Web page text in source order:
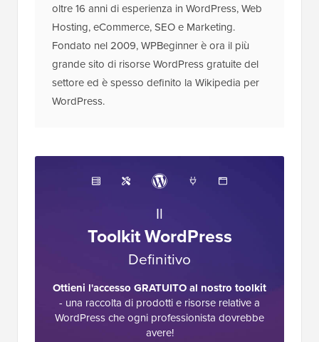
oltre 16 anni di esperienza in WordPress, Web
Hosting, eCommerce, SEO e Marketing.
Fondato nel 2009, WPBeginner è ora il più
grande sito di risorse WordPress gratuite del
settore ed è spesso definito la Wikipedia per
WordPress.
Il
Toolkit WordPress
Definitivo
Ottieni l'accesso GRATUITO al nostro toolkit
- una raccolta di prodotti e risorse relative a
WordPress che ogni professionista dovrebbe
avere!